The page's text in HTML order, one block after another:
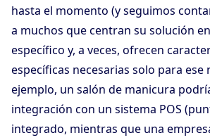
hasta el momento (y seguimos
a muchos que centran su solución
específico y, a veces, ofrecen
específicas necesarias solo para ese
ejemplo, un salón de manicura
integración con un sistema POS
integrado, mientras que una